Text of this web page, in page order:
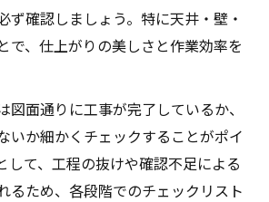
ず確認しましょう。特に天井・壁・
で、仕上がりの美しさと作業効率を
図面通りに工事が完了しているか、
いか細かくチェックすることがポイ
して、工程の抜けや確認不足による
るため、各段階でのチェックリスト